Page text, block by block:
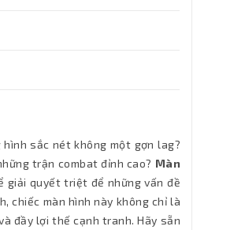
sắc nét không một gợn lag?
trận combat đỉnh cao? Màn
giải quyết triệt để những vấn đề
chiếc màn hình này không chỉ là
đầy lợi thế cạnh tranh. Hãy sẵn